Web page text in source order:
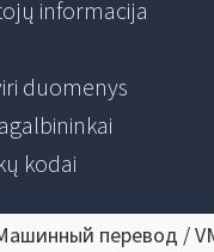
informacija
duomenys
kodai
перевод /